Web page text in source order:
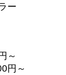
ー
～
円～